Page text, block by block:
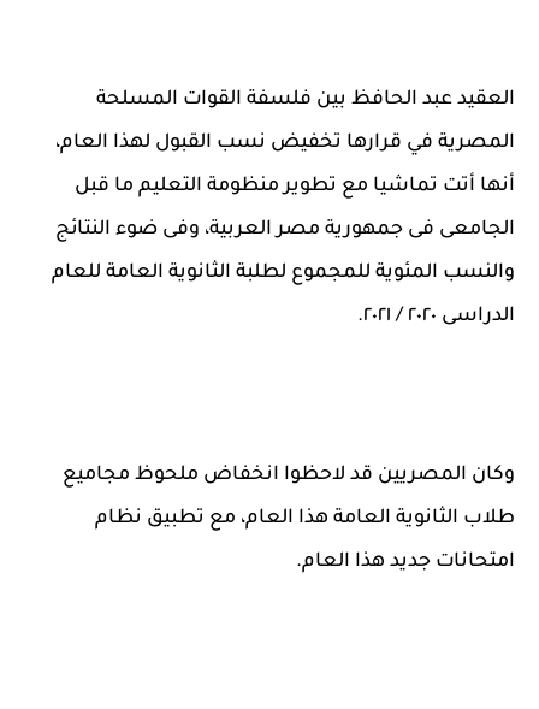
العقيد عبد الحافظ بين فلسفة القوات المسلحة
المصرية في قرارها تخفيض نسب القبول لهذا العام،
أنها أتت تماشيا مع تطوير منظومة التعليم ما قبل
الجامعى فى جمهورية مصر العربية، وفى ضوء النتائج
‏والنسب المئوية للمجموع لطلبة الثانوية العامة للعام
الدراسى ٢٠٢٠ / ٢٠٢١.
وكان المصريين قد لاحظوا انخفاض ملحوظ مجاميع
طلاب الثانوية العامة هذا العام، مع تطبيق نظام
امتحانات جديد هذا العام.